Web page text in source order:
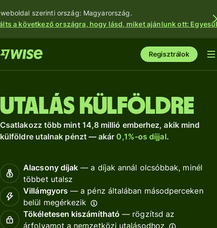
szerinti ország: Magyarország.
a következő országra, hogy lásd, miket ajánlunk ott:
Regisztrálok
Utalás külföldre
Csatlakozz több mint 14,8 millió emberhez, akik mind
külföldre utalnak pénzt — akár 0,1%-os díjjal.
Alacsony díjak — a díjak annál olcsóbbak, minél
többet utalsz
Villámgyors — a pénz általában másodperceken
belül megérkezik
Tökéletesen kiszámítható — rögzítsd az
árfolyamot a nemzetközi utalásodhoz